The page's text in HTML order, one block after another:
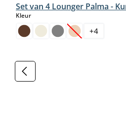
Set van 4 Lounger Palma -
Kleurselect
(Deze optie is
+4